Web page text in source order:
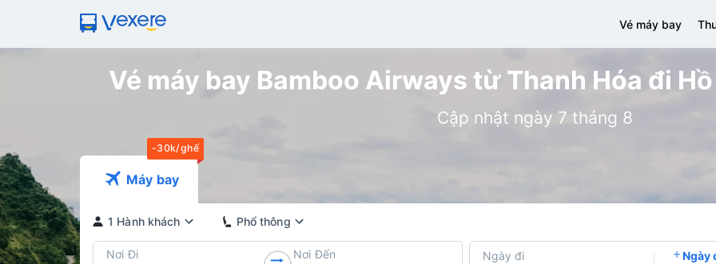
Vé máy bay
Vé máy bay Bamboo Airways từ Thanh Hóa đi
Cập nhật ngày 7 tháng 8
-30k/ghế
Máy bay
1 Hành khách Phổ thông
Nơi Đi
Nơi Đến
Ngày đi
Ngày